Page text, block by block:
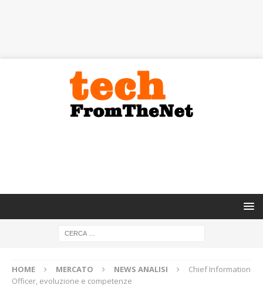
HOME MERCATO NEWS ANALISI
Chief Information
Officer, evoluzione e competenze